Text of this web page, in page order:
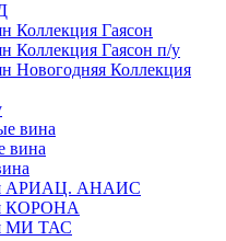
Коллекция Гаясон
Коллекция Гаясон п/у
Новогодняя Коллекция
вина
вина
АРИАЦ. АНАИС
КОРОНА
МИ ТАС